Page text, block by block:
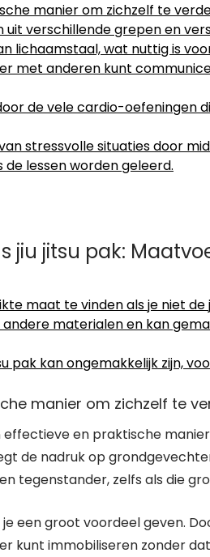
manier om zichzelf te
verschillende grepen en
lichaamstaal, wat nuttig is
met anderen kunt
de vele cardio-oefeningen
stressvolle situaties door
lessen worden geleerd.
jiu jitsu pak:
maat te vinden als je niet
materialen en kan
pak kan ongemakkelijk zijn,
manier om zichzelf te
en praktische
de nadruk op
tegenstander, zelfs als die
een groot voordeel geven.
kunt immobiliseren zonder